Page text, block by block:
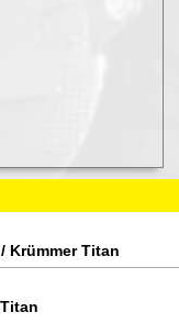
Krümmer Titan